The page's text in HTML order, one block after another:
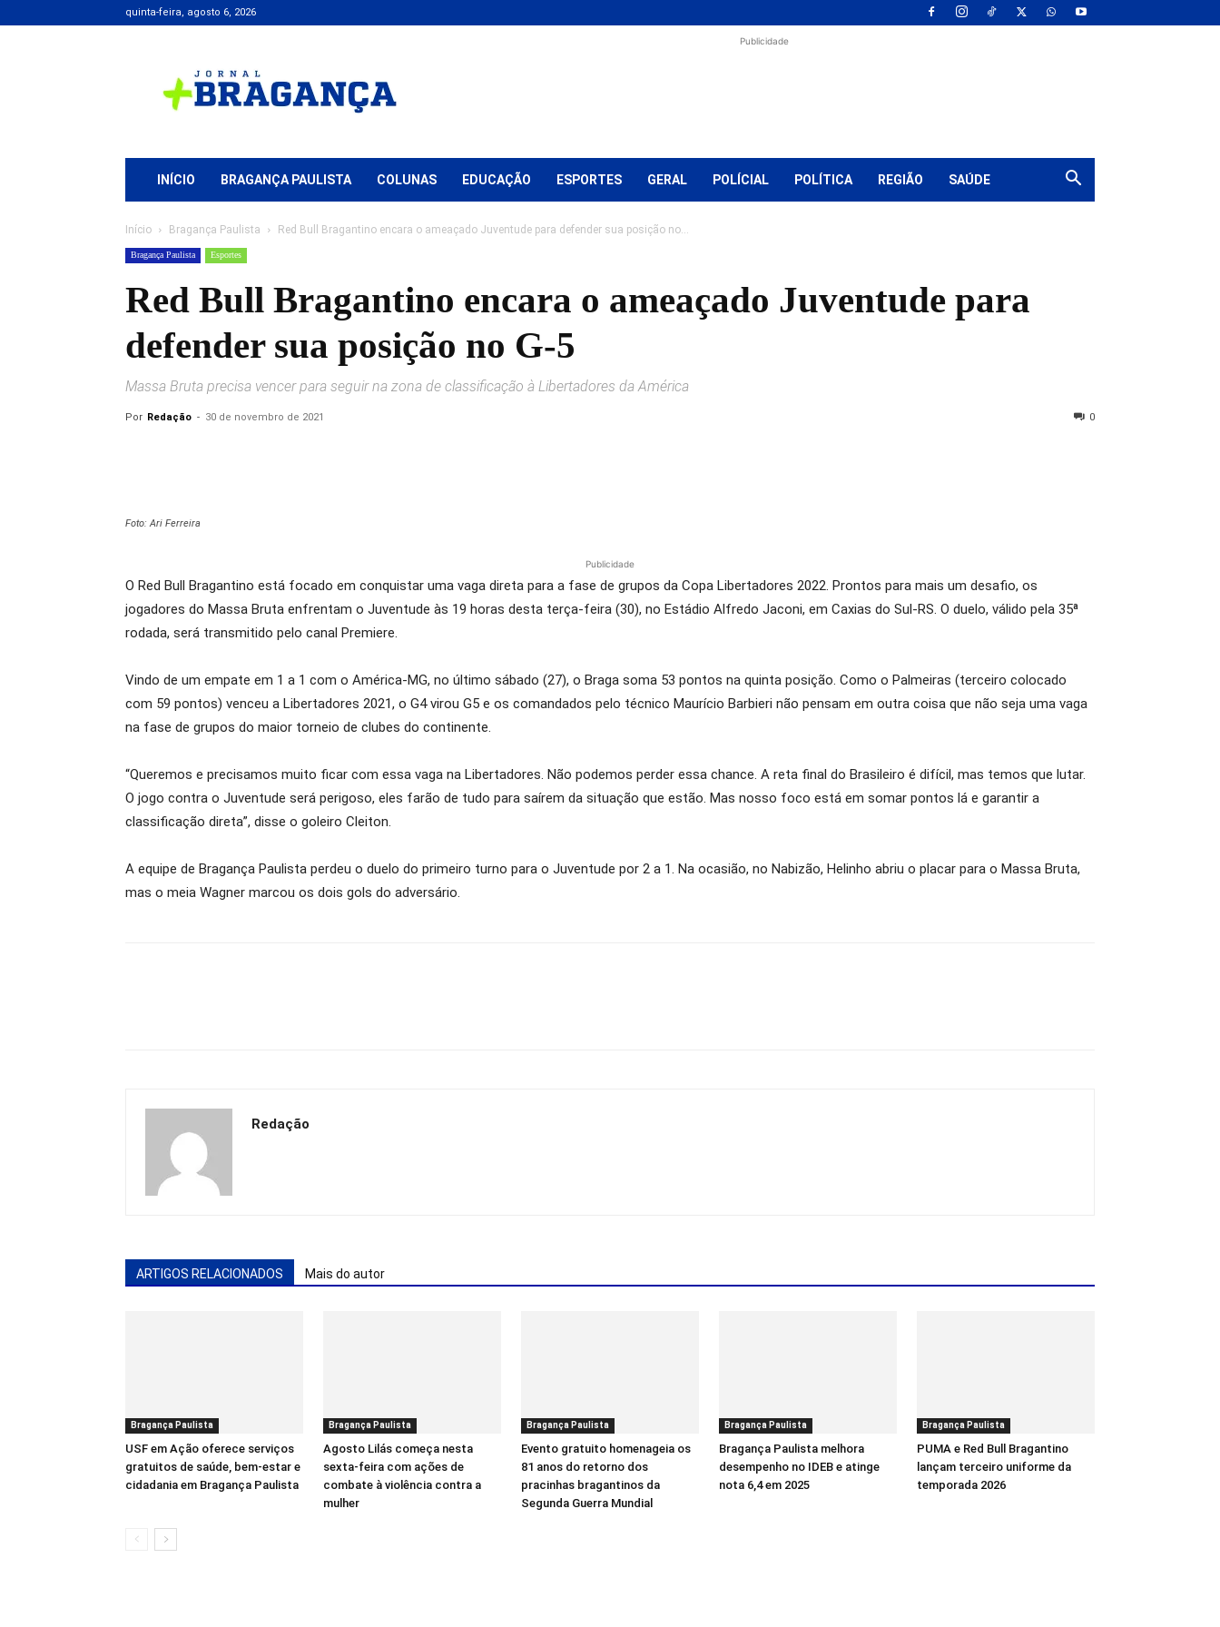
quinta-feira, agosto 6, 2026
+
Bragança
Publicidade
INÍCIO BRAGANÇA PAULISTA COLUNAS EDUCAÇÃO ESPORTES GERAL POLÍCIAL POLÍTICA REGIÃO SAÚDE
Início Bragança Paulista Red Bull Bragantino encara o ameaçado Juventude para defender sua posição no...
Bragança Paulista Esportes
Red Bull Bragantino encara o ameaçado Juventude para
defender sua posição no G-5
Massa Bruta precisa vencer para seguir na zona de classificação à Libertadores da América
Por Redação - 30 de novembro de 2021 0
Foto: Ari Ferreira
Publicidade
O Red Bull Bragantino está focado em conquistar uma vaga direta para a fase de grupos da Copa Libertadores 2022. Prontos para mais um desafio, os
jogadores do Massa Bruta enfrentam o Juventude às 19 horas desta terça-feira (30), no Estádio Alfredo Jaconi, em Caxias do Sul-RS. O duelo, válido pela 35ª
rodada, será transmitido pelo canal Premiere.
Vindo de um empate em 1 a 1 com o América-MG, no último sábado (27), o Braga soma 53 pontos na quinta posição. Como o Palmeiras (terceiro colocado
com 59 pontos) venceu a Libertadores 2021, o G4 virou G5 e os comandados pelo técnico Maurício Barbieri não pensam em outra coisa que não seja uma vaga
na fase de grupos do maior torneio de clubes do continente.
“Queremos e precisamos muito ficar com essa vaga na Libertadores. Não podemos perder essa chance. A reta final do Brasileiro é difícil, mas temos que lutar.
O jogo contra o Juventude será perigoso, eles farão de tudo para saírem da situação que estão. Mas nosso foco está em somar pontos lá e garantir a
classificação direta”, disse o goleiro Cleiton.
A equipe de Bragança Paulista perdeu o duelo do primeiro turno para o Juventude por 2 a 1. Na ocasião, no Nabizão, Helinho abriu o placar para o Massa Bruta,
mas o meia Wagner marcou os dois gols do adversário.
Redação
ARTIGOS RELACIONADOS Mais do autor
Bragança Paulista
USF em Ação oferece serviços
gratuitos de saúde, bem-estar e
cidadania em Bragança Paulista
Bragança Paulista
Agosto Lilás começa nesta
sexta-feira com ações de
combate à violência contra a
mulher
Bragança Paulista
Evento gratuito homenageia os
81 anos do retorno dos
pracinhas bragantinos da
Segunda Guerra Mundial
Bragança Paulista
Bragança Paulista melhora
desempenho no IDEB e atinge
nota 6,4 em 2025
Bragança Paulista
PUMA e Red Bull Bragantino
lançam terceiro uniforme da
temporada 2026